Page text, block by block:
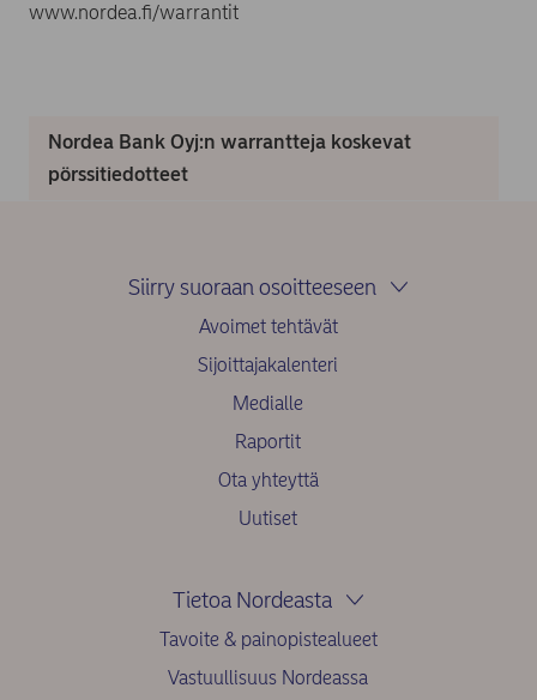
www.nordea.fi/warrantit
Nordea Bank Oyj:n warrantteja koskevat
pörssitiedotteet
Siirry suoraan osoitteeseen
Avoimet tehtävät
Sijoittajakalenteri
Medialle
Raportit
Ota yhteyttä
Uutiset
Tietoa Nordeasta
Tavoite & painopistealueet
Vastuullisuus Nordeassa